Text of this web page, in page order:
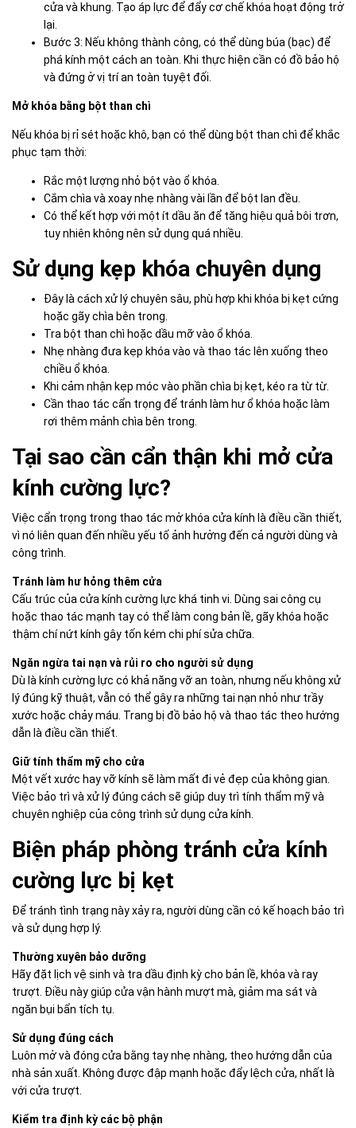
cửa và khung. Tạo áp lực để đẩy cơ chế khóa hoạt động trở
lại.
Bước 3: Nếu không thành công, có thể dùng búa (bạc) để
phá kính một cách an toàn. Khi thực hiện cần có đồ bảo hộ
và đứng ở vị trí an toàn tuyệt đối.
Mở khóa bằng bột than chì
Nếu khóa bị rỉ sét hoặc khô, bạn có thể dùng bột than chì để khắc
phục tạm thời:
Rắc một lượng nhỏ bột vào ổ khóa.
Cắm chìa và xoay nhẹ nhàng vài lần để bột lan đều.
Có thể kết hợp với một ít dầu ăn để tăng hiệu quả bôi trơn,
tuy nhiên không nên sử dụng quá nhiều.
Sử dụng kẹp khóa chuyên dụng
Đây là cách xử lý chuyên sâu, phù hợp khi khóa bị kẹt cứng
hoặc gãy chìa bên trong.
Tra bột than chì hoặc dầu mỡ vào ổ khóa.
Nhẹ nhàng đưa kẹp khóa vào và thao tác lên xuống theo
chiều ổ khóa.
Khi cảm nhận kẹp móc vào phần chìa bị kẹt, kéo ra từ từ.
Cần thao tác cẩn trọng để tránh làm hư ổ khóa hoặc làm
rơi thêm mảnh chìa bên trong.
Tại sao cần cẩn thận khi mở cửa
kính cường lực?
Việc cẩn trọng trong thao tác mở khóa cửa kính là điều cần thiết,
vì nó liên quan đến nhiều yếu tố ảnh hưởng đến cả người dùng và
công trình.
Tránh làm hư hỏng thêm cửa
Cấu trúc của cửa kính cường lực khá tinh vi. Dùng sai công cụ
hoặc thao tác mạnh tay có thể làm cong bản lề, gãy khóa hoặc
thậm chí nứt kính gây tốn kém chi phí sửa chữa.
Ngăn ngừa tai nạn và rủi ro cho người sử dụng
Dù là kính cường lực có khả năng vỡ an toàn, nhưng nếu không xử
lý đúng kỹ thuật, vẫn có thể gây ra những tai nạn nhỏ như trầy
xước hoặc chảy máu. Trang bị đồ bảo hộ và thao tác theo hướng
dẫn là điều cần thiết.
Giữ tính thẩm mỹ cho cửa
Một vết xước hay vỡ kính sẽ làm mất đi vẻ đẹp của không gian.
Việc bảo trì và xử lý đúng cách sẽ giúp duy trì tính thẩm mỹ và
chuyên nghiệp của công trình sử dụng cửa kính.
Biện pháp phòng tránh cửa kính
cường lực bị kẹt
Để tránh tình trạng này xảy ra, người dùng cần có kế hoạch bảo trì
và sử dụng hợp lý.
Thường xuyên bảo dưỡng
Hãy đặt lịch vệ sinh và tra dầu định kỳ cho bản lề, khóa và ray
trượt. Điều này giúp cửa vận hành mượt mà, giảm ma sát và
ngăn bụi bẩn tích tụ.
Sử dụng đúng cách
Luôn mở và đóng cửa bằng tay nhẹ nhàng, theo hướng dẫn của
nhà sản xuất. Không được đập mạnh hoặc đẩy lệch cửa, nhất là
với cửa trượt.
Kiểm tra định kỳ các bộ phận